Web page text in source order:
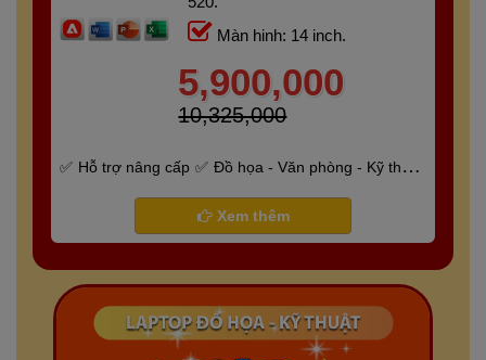
Màn hinh: 14 inch.
5,900,000
10,325,000
Hỗ trợ nâng cấp
Đồ họa - Văn phòng - Kỹ thuật
Bảo hành 6 tháng
Xem thêm